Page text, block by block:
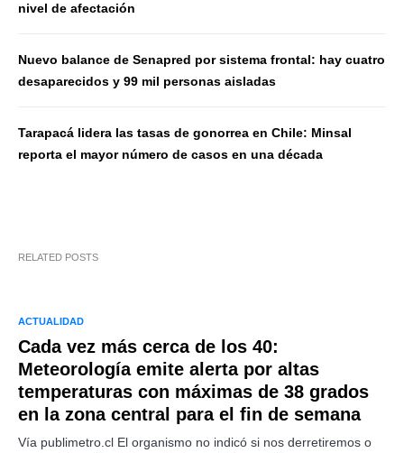
nivel de afectación
Nuevo balance de Senapred por sistema frontal: hay cuatro
desaparecidos y 99 mil personas aisladas
Tarapacá lidera las tasas de gonorrea en Chile: Minsal
reporta el mayor número de casos en una década
RELATED POSTS
ACTUALIDAD
Cada vez más cerca de los 40:
Meteorología emite alerta por altas
temperaturas con máximas de 38 grados
en la zona central para el fin de semana
Vía publimetro.cl El organismo no indicó si nos derretiremos o